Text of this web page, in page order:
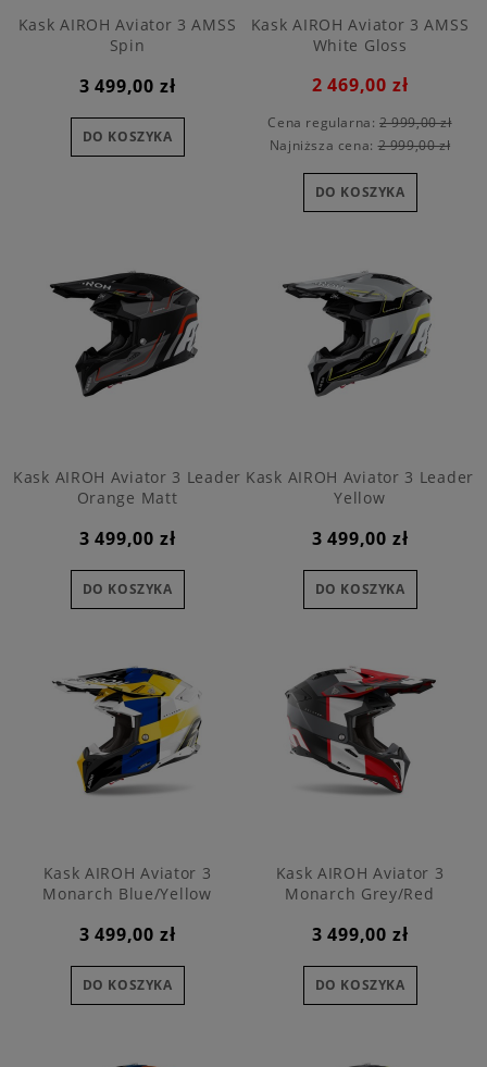
Kask AIROH Aviator 3 AMSS
Spin
3 499,00 zł
DO KOSZYKA
Kask AIROH Aviator 3 AMSS
White Gloss
2 469,00 zł
Cena regularna: 2 999,00 zł
Najniższa cena:2 999,00 zł
DO KOSZYKA
Kask AIROH Aviator 3 Leader
Orange Matt
3 499,00 zł
DO KOSZYKA
Kask AIROH Aviator 3 Leader
Yellow
3 499,00 zł
DO KOSZYKA
Kask AIROH Aviator 3
Monarch Blue/Yellow
3 499,00 zł
DO KOSZYKA
Kask AIROH Aviator 3
Monarch Grey/Red
3 499,00 zł
DO KOSZYKA